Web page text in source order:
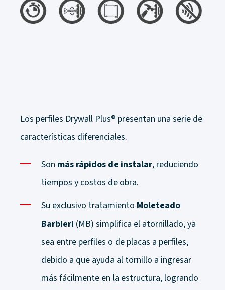
Los perfiles Drywall Plus® presentan una serie de
características diferenciales.
Son más rápidos de instalar, reduciendo
tiempos y costos de obra.
Su exclusivo tratamiento Moleteado
Barbieri (MB) simplifica el atornillado, ya
sea entre perfiles o de placas a perfiles,
debido a que ayuda al tornillo a ingresar
más fácilmente en la estructura, logrando